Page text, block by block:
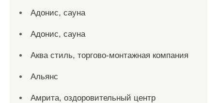
Адонис, сауна
Адонис, сауна
Аква стиль, торгово-монтажная компания
Альянс
Амрита, оздоровительный центр